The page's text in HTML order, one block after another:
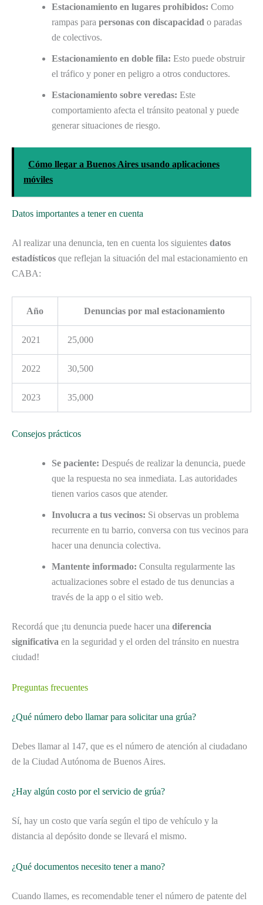
Estacionamiento en lugares prohibidos: Como
rampas para personas con discapacidad o paradas
de colectivos.
Estacionamiento en doble fila: Esto puede obstruir
el tráfico y poner en peligro a otros conductores.
Estacionamiento sobre veredas: Este
comportamiento afecta el tránsito peatonal y puede
generar situaciones de riesgo.
Cómo llegar a Buenos Aires usando aplicaciones
móviles
Datos importantes a tener en cuenta
Al realizar una denuncia, ten en cuenta los siguientes datos
estadísticos que reflejan la situación del mal estacionamiento en
CABA:
Año Denuncias por mal estacionamiento
2021 25,000
2022 30,500
2023 35,000
Consejos prácticos
Se paciente: Después de realizar la denuncia, puede
que la respuesta no sea inmediata. Las autoridades
tienen varios casos que atender.
Involucra a tus vecinos: Si observas un problema
recurrente en tu barrio, conversa con tus vecinos para
hacer una denuncia colectiva.
Mantente informado: Consulta regularmente las
actualizaciones sobre el estado de tus denuncias a
través de la app o el sitio web.
Recordá que ¡tu denuncia puede hacer una diferencia
significativa en la seguridad y el orden del tránsito en nuestra
ciudad!
Preguntas frecuentes
¿Qué número debo llamar para solicitar una grúa?
Debes llamar al 147, que es el número de atención al ciudadano
de la Ciudad Autónoma de Buenos Aires.
¿Hay algún costo por el servicio de grúa?
Sí, hay un costo que varía según el tipo de vehículo y la
distancia al depósito donde se llevará el mismo.
¿Qué documentos necesito tener a mano?
Cuando llames, es recomendable tener el número de patente del